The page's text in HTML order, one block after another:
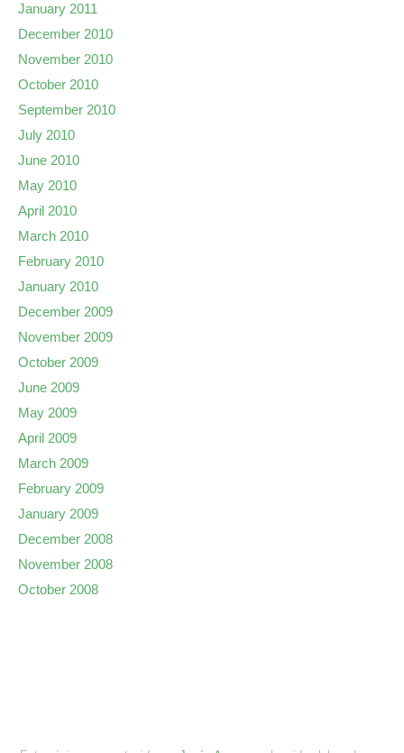
January 2011
December 2010
November 2010
October 2010
September 2010
July 2010
June 2010
May 2010
April 2010
March 2010
February 2010
January 2010
December 2009
November 2009
October 2009
June 2009
May 2009
April 2009
March 2009
February 2009
January 2009
December 2008
November 2008
October 2008